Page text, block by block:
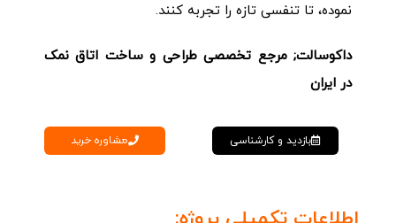
نموده، تا تنفسی تازه را تجربه کنند.
داکوسالت; مرجع تخصصی طراحی و ساخت اتاق نمک
در ایران
بازدید و کارشناسی مشاوره خرید